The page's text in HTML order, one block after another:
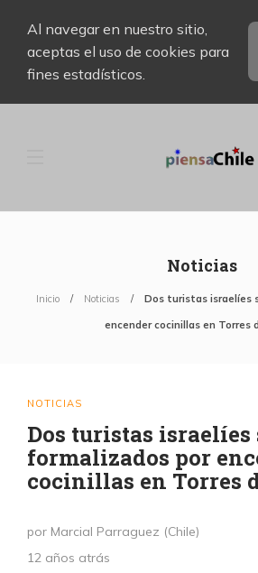
Al navegar en nuestro sitio,
aceptas el uso de cookies para
fines estadísticos.
Noticias
Inicio Noticias Dos turistas israelíes
encender cocinillas en Torres
NOTICIAS
Dos turistas israelíes
formalizados por
cocinillas en Torres
por Marcial Parraguez (Chile)
12 años atrás